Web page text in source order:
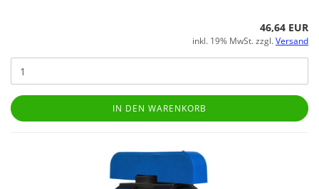
46,64 EUR
inkl. 19% MwSt. zzgl.Versand
IN DEN WARENKORB